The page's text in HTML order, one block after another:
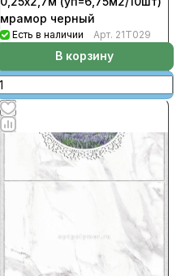
мрамор черный
Есть в наличии Арт. 21Т029
В корзину